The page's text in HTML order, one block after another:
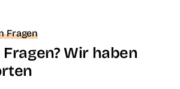
Fragen
Wir haben